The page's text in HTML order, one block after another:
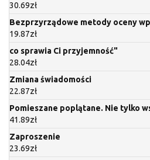
30.69zł
Bezprzyrządowe metody oceny
19.87zł
co sprawia Ci przyjemność"
28.04zł
Zmiana świadomości
22.87zł
Pomieszane poplątane. Nie tylko
41.89zł
Zaproszenie
23.69zł